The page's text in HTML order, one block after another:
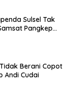
Sulsel Tak
Pangkep
Berani Copot
Andi Cudai